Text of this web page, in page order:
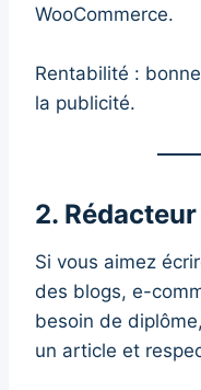
WooCommerce.
Rentabilité :
la publicité.
2.
Si vous aimez
des blogs, e-
besoin de
un article et